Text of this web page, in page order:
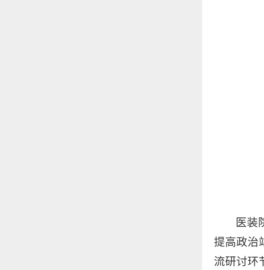
医装
提高政治
流研讨环